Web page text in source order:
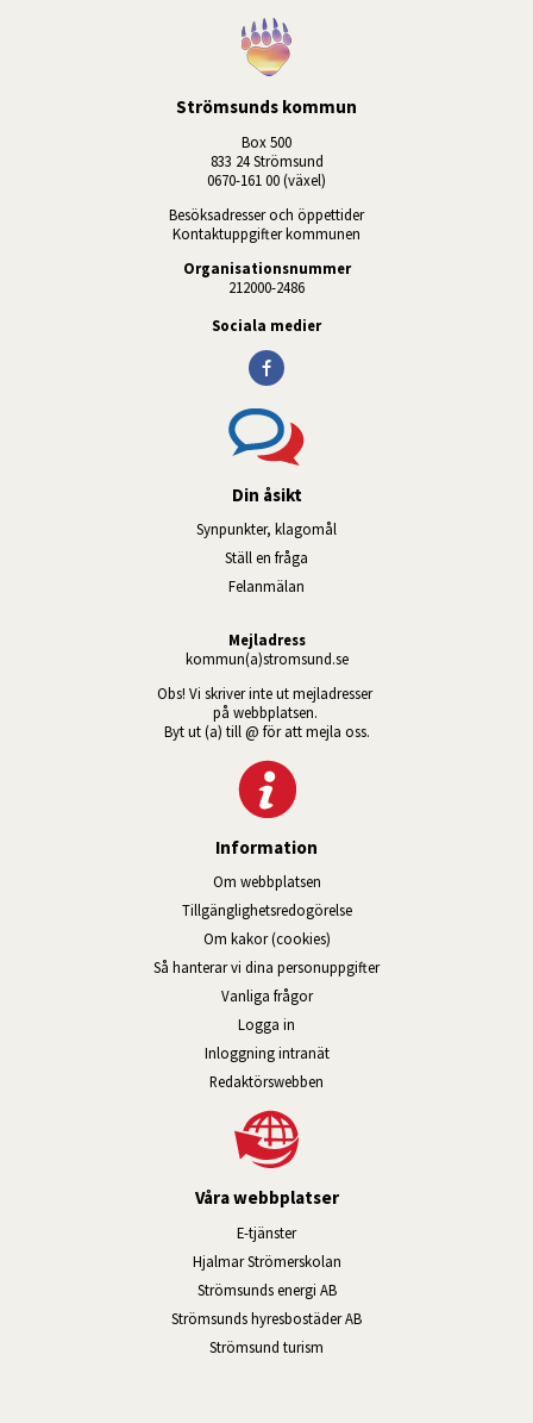
Strömsunds kommun
Box 500
833 24 Strömsund
0670-161 00 (växel)
Besöksadresser och öppettider
Kontaktuppgifter kommunen
Organisationsnummer
212000-2486
Sociala medier
Din åsikt
Synpunkter, klagomål
Ställ en fråga
Felanmälan
Mejladress
kommun(a)stromsund.se
Obs! Vi skriver inte ut mejladresser
på webbplatsen.
Byt ut (a) till @ för att mejla oss.
Information
Om webbplatsen
Tillgänglig­hets­redo­görelse
Om kakor (cookies)
Så hanterar vi dina personuppgifter
Vanliga frågor
Logga in
Inloggning intranätÖppnas i nytt fönster.
Redaktörswebben
Våra webbplatser
E-tjänsterLänk till annan webbplats, öppnas i
Hjalmar StrömerskolanLänk till annan webbplats,
Strömsunds energi ABLänk till annan webbplats,
Strömsunds hyresbostäder ABLänk till annan
Strömsund turism